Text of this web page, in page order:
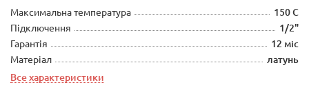
Максимальна температура 150 С
Підключення 1/2"
Гарантія 12 міс
Матеріал
латунь
Все характеристики